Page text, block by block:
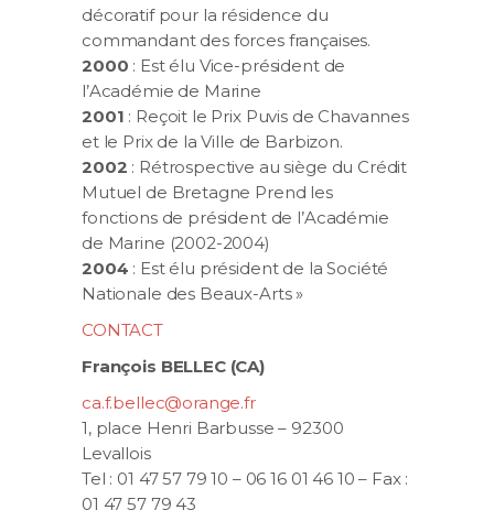
décoratif pour la résidence du
commandant des forces françaises.
2000 : Est élu Vice-président de
l’Académie de Marine
2001 : Reçoit le Prix Puvis de Chavannes
et le Prix de la Ville de Barbizon.
2002 : Rétrospective au siège du Crédit
Mutuel de Bretagne Prend les
fonctions de président de l’Académie
de Marine (2002-2004)
2004 : Est élu président de la Société
Nationale des Beaux-Arts »
CONTACT
François BELLEC (CA)
ca.f.bellec@orange.fr
1, place Henri Barbusse – 92300
Levallois
Tel : 01 47 57 79 10 – 06 16 01 46 10 – Fax :
01 47 57 79 43